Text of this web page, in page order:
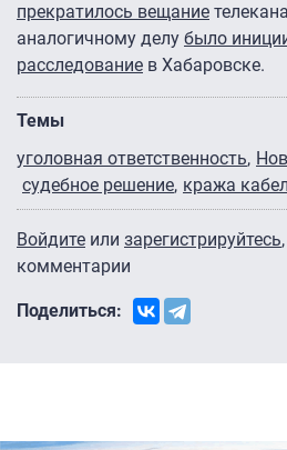
прекратилось вещание
аналогичному делу было
расследование в Хабаровске.
Темы
уголовная ответственность
судебное решение кража
Войдите или зарегистрируйтесь
комментарии
Поделиться: